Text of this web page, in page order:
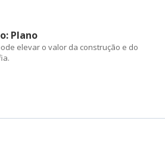
Plano
elevar o valor da construção e do